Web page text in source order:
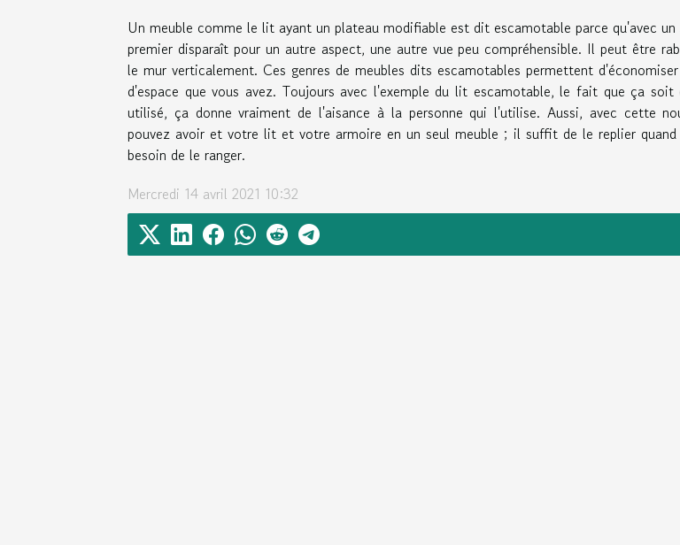
Un meuble comme le lit ayant un plateau modifiable est dit escamotable parce qu'avec
premier disparaît pour un autre aspect, une autre vue peu compréhensible. Il peut être
le mur verticalement. Ces genres de meubles dits escamotables permettent
d'espace que vous avez. Toujours avec l'exemple du lit escamotable, le fait que ça
utilisé, ça donne vraiment de l'aisance à la personne qui l'utilise. Aussi, avec cette
pouvez avoir et votre lit et votre armoire en un seul meuble ; il suffit de le replier
besoin de le ranger.
Mercredi 14 avril 2021 10:32